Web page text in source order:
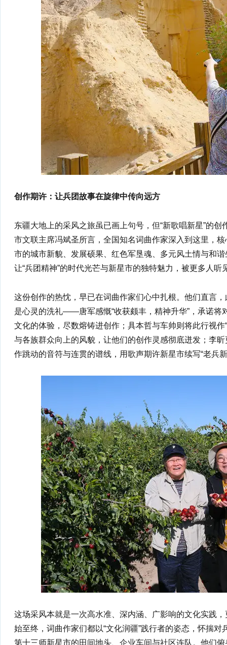
创作期许：让兵团故事在旋律中传向远方
东疆大地上的采风之旅虽已画上句号，但“新歌唱新星”的
市文联主席冯斌圣所言，全国知名词曲作家深入到这里，
市的城市新貌、发展硕果、红色军垦魂、多元风土情与和
让“兵团精神”的时代光芒与新星市的独特魅力，被更多人听
这份创作的热忱，早已在词曲作家们心中扎根。他们直言
是心灵的洗礼——唐军感慨“收获颇丰，精神升华”，承诺将
文化的体验，尽数熔铸进创作；具本哲与车帅则将此行视
与各族群众向上的风貌，让他们的创作灵感彻底迸发；李
作跳动的音符与连贯的谱线，用歌声期许新星市续写“老兵
这场采风本就是一次高水准、深内涵、广影响的文化实践
始至终，词曲作家们都以“文化润疆”践行者的姿态，怀揣
第十三师新星市的田间地头、企业车间与社区连队。他们